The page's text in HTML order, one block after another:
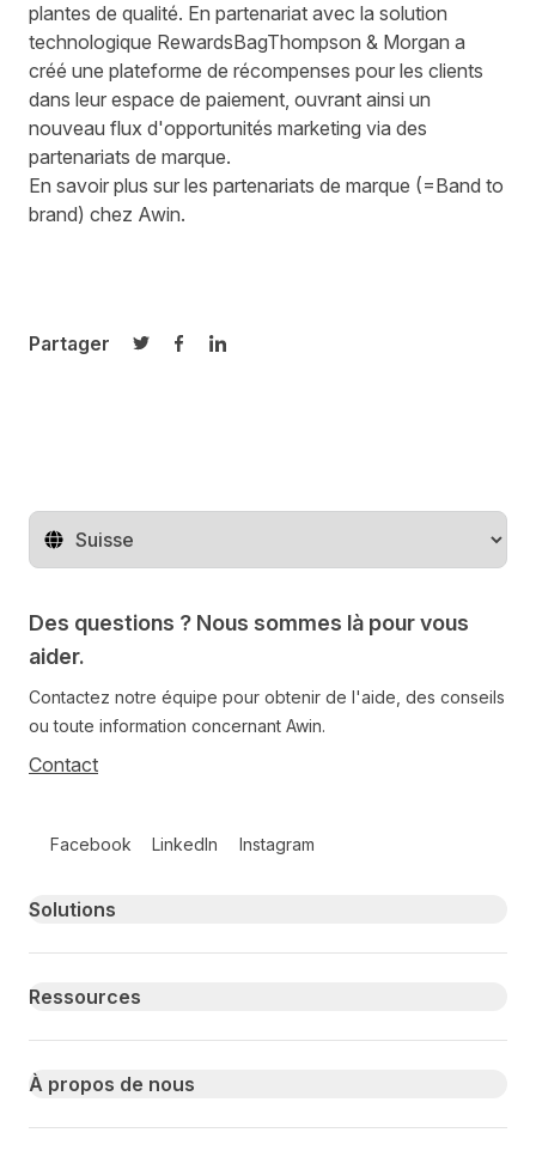
plantes de qualité. En partenariat avec la solution
technologique RewardsBagThompson & Morgan a
créé une plateforme de récompenses pour les clients
dans leur espace de paiement, ouvrant ainsi un
nouveau flux d'opportunités marketing via des
partenariats de marque.
En savoir plus sur les partenariats de marque (=Band to
brand) chez Awin.
Partager
Partager sur Twitter
Partager sur Facebook
Partager sur LinkedIn
Changer de pays
Des questions ? Nous sommes là pour vous
aider.
Contactez notre équipe pour obtenir de l'aide, des conseils
ou toute information concernant Awin.
Contact
Facebook LinkedIn Instagram
Primary footer navigation
Solutions
Ressources
À propos de nous